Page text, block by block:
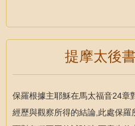
提摩太後
保羅根據主耶穌在馬太福音24章
經歷與觀察所得的結論,此處保羅